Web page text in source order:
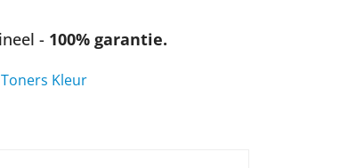
- 100% garantie.
Kleur